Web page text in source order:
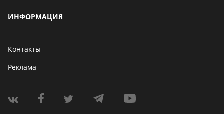
ИНФОРМАЦИЯ
Контакты
Реклама